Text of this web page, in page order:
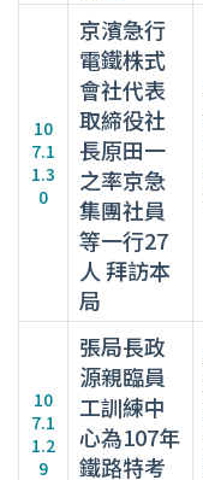
10
7.1
1.3
0
京濱急行
電鐵株式
會社代表
取締役社
長原田一
之率京急
集團社員
等一行27
人 拜訪本
局
10
7.1
1.2
9
張局長政
源親臨員
工訓練中
心為107年
鐵路特考